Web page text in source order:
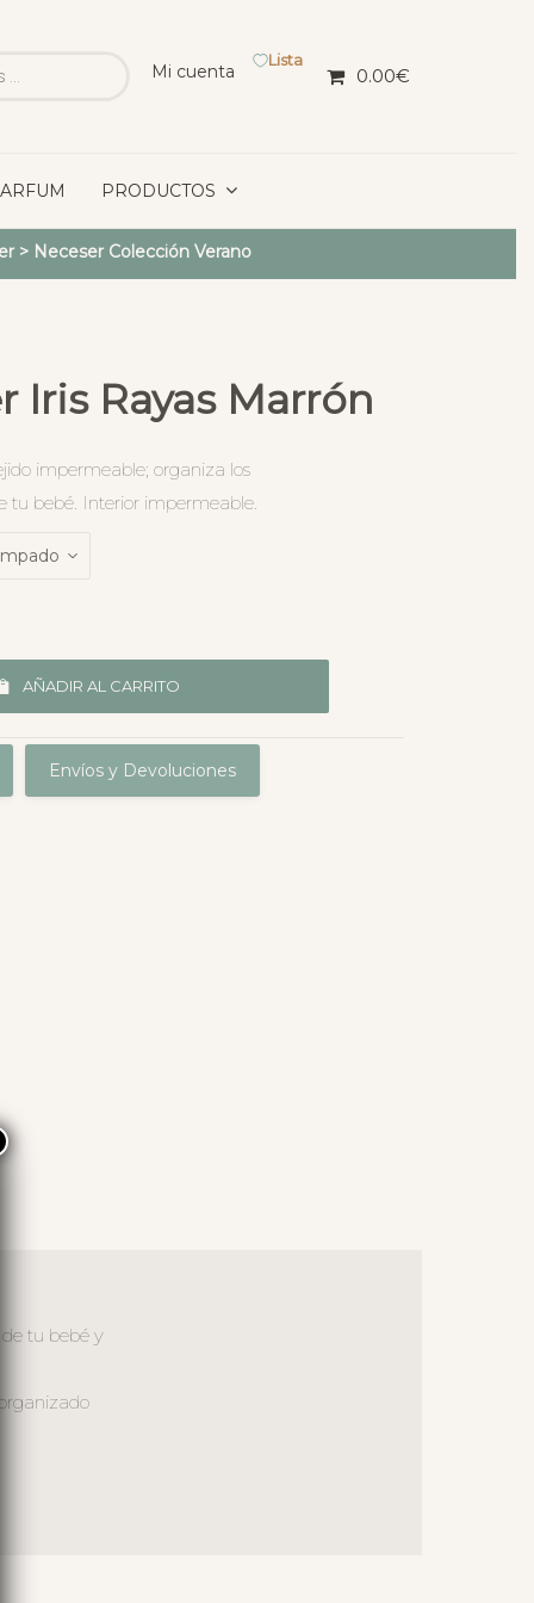
Mi cuenta
Lista
0.00€
PRODUCTOS
> Neceser Colección Verano
Iris Rayas Marrón
impermeable; organiza los
tu bebé. Interior impermeable.
AÑADIR AL CARRITO
Envíos y Devoluciones
tu bebé y